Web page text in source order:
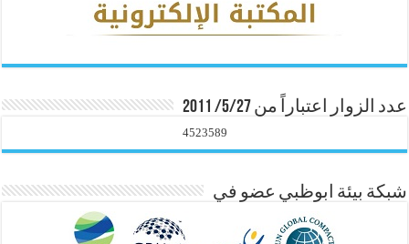
عدد الزوار اعتباراً من 5/27/ 2011
4523589
شبكة بيئة ابوظبي عضو في